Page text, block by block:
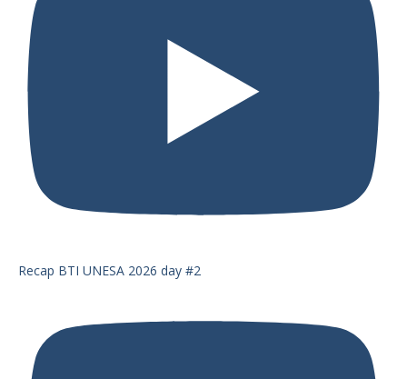
Recap BTI UNESA 2026 day #2